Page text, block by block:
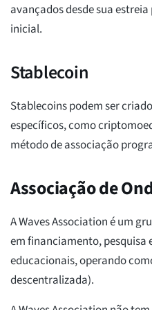
avançados desde sua
inicial.
Stablecoin
Stablecoins podem ser
específicos, como
método de associação
Associação de
A Waves Association é um
em financiamento, pesquisa
educacionais, operando
descentralizada).